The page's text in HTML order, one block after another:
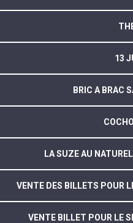
13
BRIC A BRAC
LA SUZE AU
VENTE DES BILLETS POUR
VENTE BILLET POUR LE